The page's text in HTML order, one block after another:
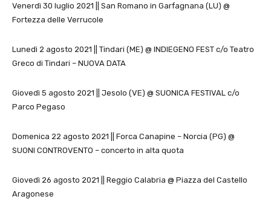
Venerdì 30 luglio 2021 || San Romano in Garfagnana (LU) @
Fortezza delle Verrucole
Lunedì 2 agosto 2021 || Tindari (ME) @ INDIEGENO FEST c/o Teatro
Greco di Tindari – NUOVA DATA
Giovedì 5 agosto 2021 || Jesolo (VE) @ SUONICA FESTIVAL c/o
Parco Pegaso
Domenica 22 agosto 2021 || Forca Canapine – Norcia (PG) @
SUONI CONTROVENTO – concerto in alta quota
Giovedì 26 agosto 2021 || Reggio Calabria @ Piazza del Castello
Aragonese